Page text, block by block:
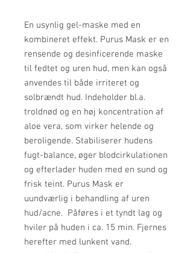
En usynlig gel-maske med en
kombineret effekt. Purus Mask er en
rensende og desinficerende maske
til fedtet og uren hud, men kan også
anvendes til både irriteret og
solbrændt hud. Indeholder bl.a.
troldnød og en høj koncentration af
aloe vera, som virker helende og
beroligende. Stabiliserer hudens
fugt-balance, øger blodcirkulationen
og efterlader huden med en sund og
frisk teint. Purus Mask er
uundværlig i behandling af uren
hud/acne. Påføres i et tyndt lag og
hviler på huden i ca. 15 min. Fjernes
herefter med lunkent vand.